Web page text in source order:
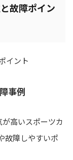
故障ポイン
事例
高いスポーツカ
故障しやすいポ